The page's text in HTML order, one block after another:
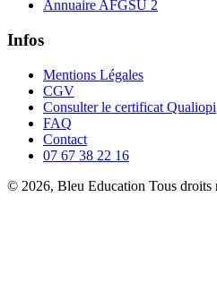
Annuaire AFGSU 2
Infos
Mentions Légales
CGV
Consulter le certificat Qualiopi
FAQ
Contact
07 67 38 22 16
© 2026, Bleu Education Tous droits